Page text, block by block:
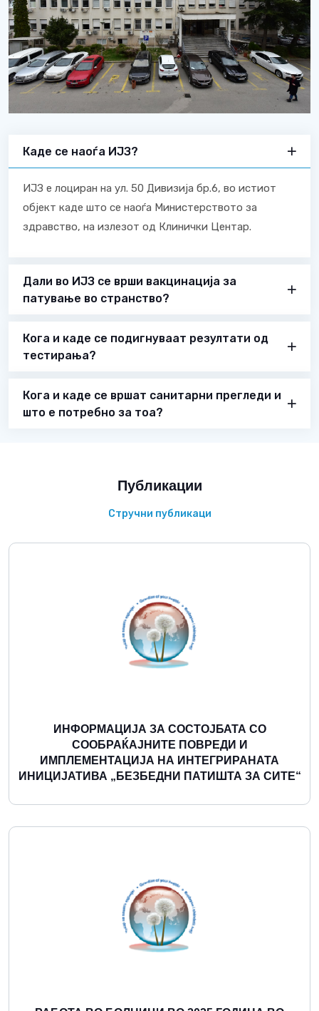
Каде се наоѓа ИЈЗ?
ИЈЗ е лоциран на ул. 50 Дивизија бр.6, во истиот
објект каде што се наоѓа Министерството за
здравство, на излезот од Клинички Центар.
Дали во ИЈЗ се врши вакцинација за
патување во странство?
Кога и каде се подигнуваат резултати од
тестирања?
Кога и каде се вршат санитарни прегледи и
што е потребно за тоа?
Публикации
Стручни публикаци
ИНФОРМАЦИЈА ЗА СОСТОЈБАТА СО
СООБРАЌАЈНИТЕ ПОВРЕДИ И
ИМПЛЕМЕНТАЦИЈА НА ИНТЕГРИРАНАТА
ИНИЦИЈАТИВА „БЕЗБЕДНИ ПАТИШТА ЗА СИТЕ“
Повеќе